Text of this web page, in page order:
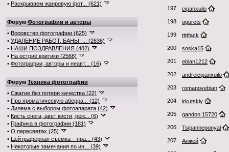
• Раскрываем жанровую фот... (621)
Форум Фотографии и авторы
• Воровство фотографии (625)
• УДАЛЕНИЕ РАБОТ, БАНЫ: ... (2636)
• НАШИ ПОЗДРАВЛЕНИЯ (482)
• На остриё критики (2568)
• Фотографии, авторы и неавт... (16)
Форум Техника фотографии
• Сжатие без потери качества (22)
• Про хроматическую аберра... (12)
• Дилема с выбором фотоапарата (42)
• Кисть снега, цвет кисти, реж... (6)
• Графика в фотографии (181)
• О пересветах (25)
• Цейтраферная съемка – пра... (43)
• Некоторые замечания по ин... (39)
197 cipanxuilo
198 ogurets
199 ttttfack
200 soska15
201 eblan1212
202 andreicipanxuilo
203 romanoveblan
204 irkutskiy
205 gandon 15720
206 Tsipanneponyal
207 Анжей